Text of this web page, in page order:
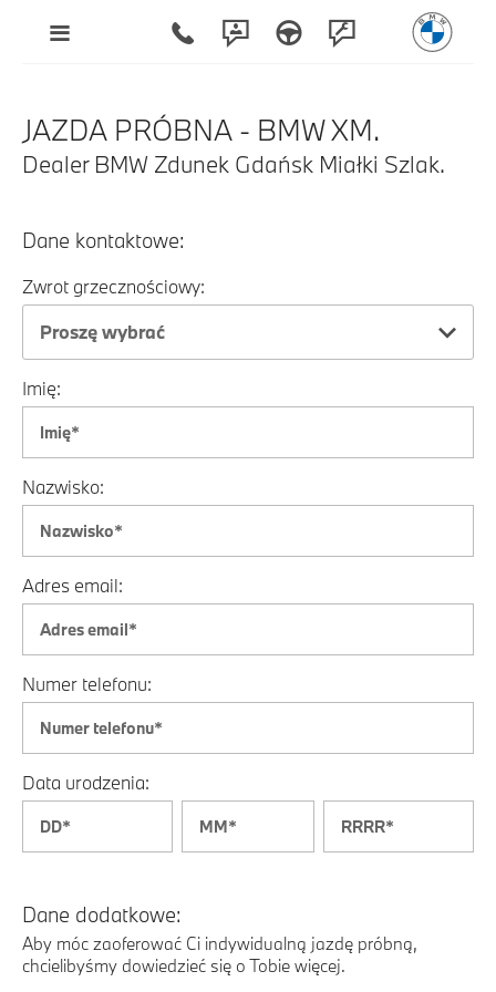
JAZDA PRÓBNA - BMW XM.
Dealer BMW Zdunek Gdańsk Miałki Szlak.
Dane kontaktowe:
Zwrot grzecznościowy:
Proszę wybrać
Imię:
Nazwisko:
Adres email:
Numer telefonu:
Data urodzenia:
Dane dodatkowe:
Aby móc zaoferować Ci indywidualną jazdę próbną,
chcielibyśmy dowiedzieć się o Tobie więcej.